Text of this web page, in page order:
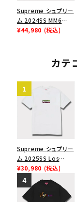
Supreme シュプリー
ム 2024SS MM6
Maison Margiela
クスロゴTシャツ ホ
¥44,980 (税込)
カテ
Supreme シュプリー
ム 2025SS Los
Angeles Fire Relief
Box Logo Tee ファ
イヤーリリーフボック
スロゴTシャツ ホワ
¥30,980 (税込)